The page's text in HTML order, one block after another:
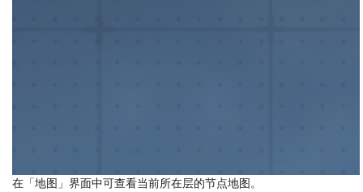
在「地图」界面中可查看当前所在层的节点地图。